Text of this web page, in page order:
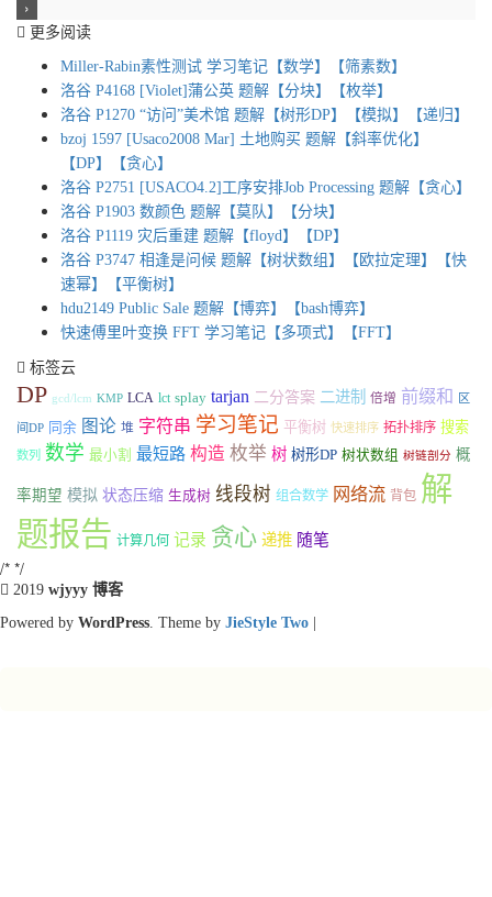
更多阅读
Miller-Rabin素性测试 学习笔记【数学】【筛素数】
洛谷 P4168 [Violet]蒲公英 题解【分块】【枚举】
洛谷 P1270 “访问”美术馆 题解【树形DP】【模拟】【递归】
bzoj 1597 [Usaco2008 Mar] 土地购买 题解【斜率优化】
【DP】【贪心】
洛谷 P2751 [USACO4.2]工序安排Job Processing 题解【贪心】
洛谷 P1903 数颜色 题解【莫队】【分块】
洛谷 P1119 灾后重建 题解【floyd】【DP】
洛谷 P3747 相逢是问候 题解【树状数组】【欧拉定理】【快
速幂】【平衡树】
hdu2149 Public Sale 题解【博弈】【bash博弈】
快速傅里叶变换 FFT 学习笔记【多项式】【FFT】
标签云
DP gcd/lcm KMP LCA lct splay tarjan 二分答案 二进制 倍增 前缀和 区
间DP 同余 图论 堆 字符串 学习笔记 平衡树 快速排序 拓扑排序 搜索
数列 数学 最小割 最短路 构造 枚举 树 树形DP 树状数组 树链剖分 概
率期望 模拟 状态压缩 生成树 线段树 组合数学 网络流 背包 解
题报告 计算几何 记录 贪心 递推 随笔
/* */
2019 wjyyy 博客
Powered by WordPress. Theme by JieStyle Two